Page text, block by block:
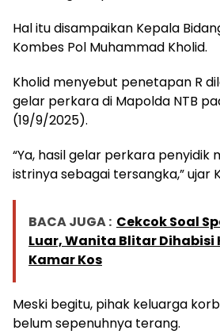
Hal itu disampaikan Kepala
Kombes Pol Muhammad Kholid.
Kholid menyebut penetapan R
gelar perkara di Mapolda NTB
(19/9/2025).
“Ya, hasil gelar perkara penyidik
istrinya sebagai tersangka,” ujar
BACA JUGA : Cekcok Soal
Luar, Wanita Blitar Dihabisi
Kamar Kos
Meski begitu, pihak keluarga
belum sepenuhnya terang.